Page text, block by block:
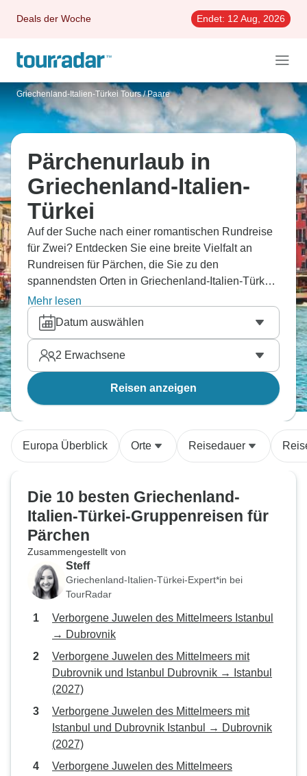
Deals der Woche Endet: 12 Aug, 2026
Griechenland-Italien-Türkei Tours / Paare
Pärchenurlaub in
Griechenland-Italien-
Türkei
Auf der Suche nach einer romantischen Rundreise
für Zwei? Entdecken Sie eine breite Vielfalt an
Rundreisen für Pärchen, die Sie zu den
spannendsten Orten in Griechenland-Italien-Türkei
führen.
Mehr lesen
Datum auswählen
2 Erwachsene
Reisen anzeigen
Europa Überblick Orte Reisedauer
Die 10 besten Griechenland-
Italien-Türkei-Gruppenreisen für
Pärchen
Zusammengestellt von
Steff
Griechenland-Italien-Türkei-Expert*in bei
TourRadar
Verborgene Juwelen des Mittelmeers Istanbul
→ Dubrovnik
Verborgene Juwelen des Mittelmeers mit
Dubrovnik und Istanbul Dubrovnik → Istanbul
(2027)
Verborgene Juwelen des Mittelmeers mit
Istanbul und Dubrovnik Istanbul → Dubrovnik
(2027)
Verborgene Juwelen des Mittelmeers